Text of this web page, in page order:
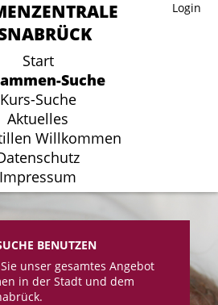
Login
Start
Suche
Kurs-Suche
Aktuelles
Willkommen
Impressum
Login
Start
Suche
Kurs-Suche
Aktuelles
Willkommen
Impressum
BENUTZEN
unser gesamtes Angebot
in der Stadt und dem